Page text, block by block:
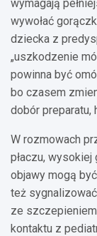
wymagają
wywołać
dziecka z
„uszkodzenie
powinna być
bo czasem
dobór preparatu,
W rozmowach
płaczu,
objawy mogą
też
ze
kontaktu z